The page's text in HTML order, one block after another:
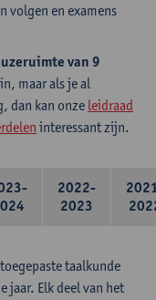
volgen en examens
van 9
maar als je al
dan kan onze leidraad
interessant zijn.
2022-
2023
taalkunde
jaar. Elk deel van het